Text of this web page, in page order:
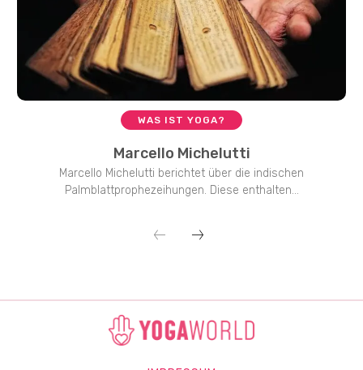
WAS IST YOGA?
Marcello Michelutti
Marcello Michelutti berichtet über die indischen
Palmblattprophezeihungen. Diese enthalten...